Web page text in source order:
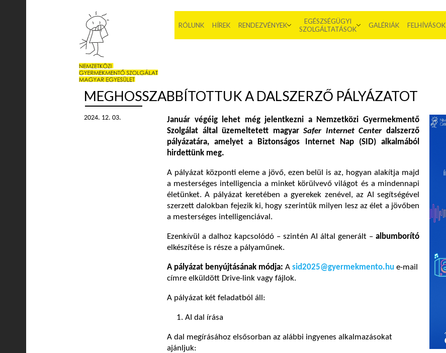
RÓLUNK HÍREK RENDEZVÉNYEK
EGÉSZSÉGÜGYI
SZOLGÁLTATÁSOK
GALÉRIÁK FELHÍVÁSOK
MEGHOSSZABBÍTOTTUK A DALSZERZŐ PÁLYÁZATOT
2024. 12. 03.
Január végéig lehet még jelentkezni a Nemzetközi Gyermekmentő
Szolgálat által üzemeltetett magyarSafer Internet Center dalszerző
pályázatára, amelyet a Biztonságos Internet Nap (SID) alkalmából
hirdettünk meg.
A pályázat központi eleme a jövő, ezen belül is az, hogyan alakítja majd
a mesterséges intelligencia a minket körülvevő világot és a mindennapi
életünket. A pályázat keretében a gyerekek zenével, az AI segítségével
szerzett dalokban fejezik ki, hogy szerintük milyen lesz az élet a jövőben
a mesterséges intelligenciával.
Ezenkívül a dalhoz kapcsolódó – szintén AI által generált – albumborító
elkészítése is része a pályaműnek.
A pályázat benyújtásának módja: A sid2025@gyermekmento.hu e-mail
címre elküldött Drive-link vagy fájlok.
A pályázat két feladatból áll:
AI dal írása
A dal megírásához elsősorban az alábbi ingyenes alkalmazásokat
ajánljuk: